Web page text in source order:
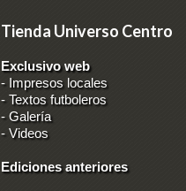
Tienda Universo Centro
Exclusivo web
- Impresos locales
-Textos futboleros
-Galería
-Videos
Ediciones anteriores